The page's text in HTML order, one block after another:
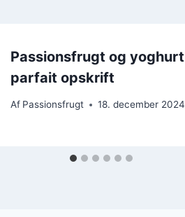
Passionsfrugt og yoghurt
parfait opskrift
Af Passionsfrugt 18. december 2024